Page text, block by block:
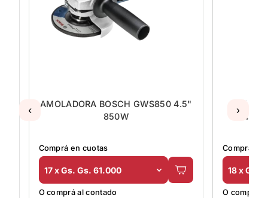
AMOLADORA BOSCH GWS850 4.5"
Comprá en cuotas
17 x Gs. Gs. 61.000
O comprá al contado
TALADRO
13MM +
Comprá en cuotas
18 x Gs. Gs.
O comprá al
‹ ›